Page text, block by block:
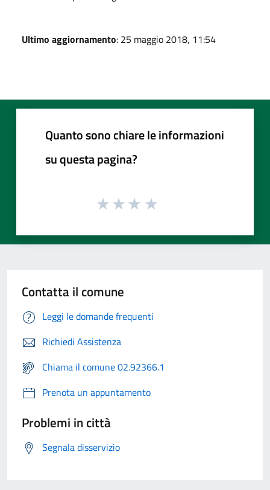
Ultimo aggiornamento: 25 maggio 2018, 11:54
Quanto sono chiare le informazioni
su questa pagina?
Contatta il comune
Leggi le domande frequenti
Richiedi Assistenza
Chiama il comune 02.92366.1
Prenota un appuntamento
Problemi in città
Segnala disservizio